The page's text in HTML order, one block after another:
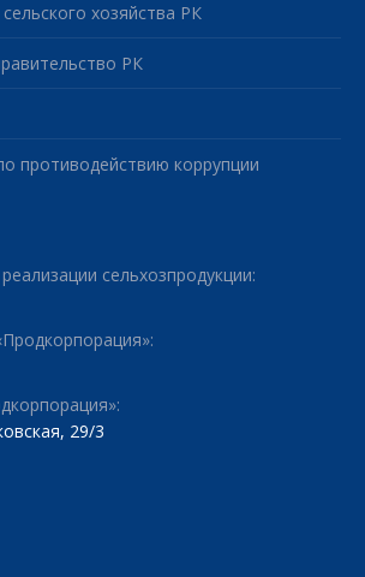
хозяйства РК
РК
противодействию коррупции
сельхозпродукции:
29/3